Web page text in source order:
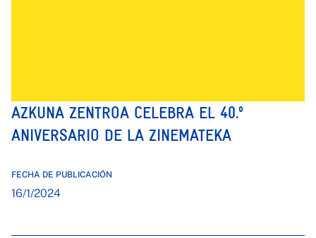
AZKUNA ZENTROA CELEBRA EL 40.º
ANIVERSARIO DE LA ZINEMATEKA
FECHA DE PUBLICACIÓN
16/1/2024